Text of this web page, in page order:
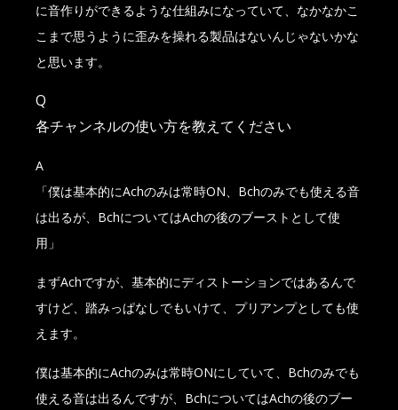
に音作りができるような仕組みになっていて、なかなかこ
こまで思うように歪みを操れる製品はないんじゃないかな
と思います。
Q
各チャンネルの使い方を教えてください
A
「僕は基本的にAchのみは常時ON、Bchのみでも使える音
は出るが、BchについてはAchの後のブーストとして使
用」
まずAchですが、基本的にディストーションではあるんで
すけど、踏みっぱなしでもいけて、プリアンプとしても使
えます。
僕は基本的にAchのみは常時ONにしていて、Bchのみでも
使える音は出るんですが、BchについてはAchの後のブー